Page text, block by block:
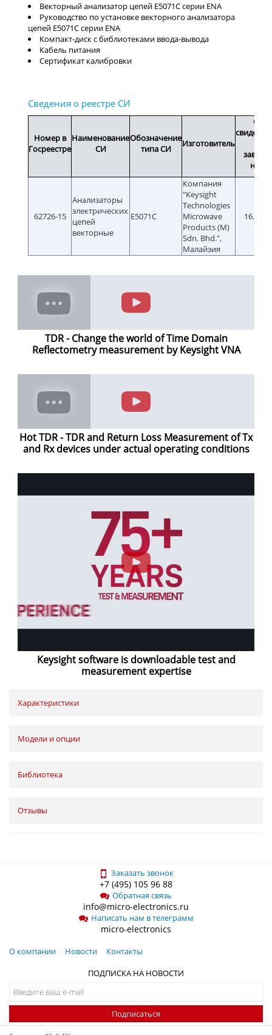
Векторный анализатор цепей E5071C серии ENA
Руководство по установке векторного анализатора
цепей E5071C серии ENA
Компакт-диск с библиотеками ввода-вывода
Кабель питания
Сертификат калибровки
Номер в
Госреестре
Наименование
СИ
Обозначение
типа СИ
Изготовитель
Срок
62726-15
Анализаторы
электрических
цепей
векторные
E5071C
Компания
"Keysight
Technologies
Microwave
Products (M)
Sdn. Bhd.",
Малайзия
TDR - Change the world of Time Domain
Reflectometry measurement by Keysight VNA
Hot TDR - TDR and Return Loss Measurement of Tx
and Rx devices under actual operating conditions
Keysight software is downloadable test and
measurement expertise
Характеристики
Модели и опции
Библиотека
Отзывы
Заказать звонок
+7 (495) 105 96 88
Обратная связь
info@micro-electronics.ru
Написать нам в телеграмм
micro-electronics
О компании Новости
Контакты
ПОДПИСКА НА НОВОСТИ
Подписаться